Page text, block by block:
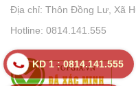
Địa chỉ: Thôn Đồng Lư, Xã
Hotline: 0814.141.555
KD 1 : 0814.141.555